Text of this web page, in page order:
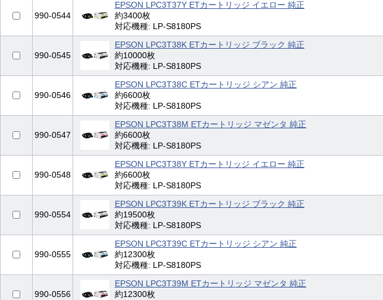
990-0544
EPSON LPC3T37Y ETカートリッジ イエロー 純正
約3400枚
対応機種: LP-S8180PS
990-0545
EPSON LPC3T38K ETカートリッジ ブラック 純正
約10000枚
対応機種: LP-S8180PS
990-0546
EPSON LPC3T38C ETカートリッジ シアン 純正
約6600枚
対応機種: LP-S8180PS
990-0547
EPSON LPC3T38M ETカートリッジ マゼンタ 純正
約6600枚
対応機種: LP-S8180PS
990-0548
EPSON LPC3T38Y ETカートリッジ イエロー 純正
約6600枚
対応機種: LP-S8180PS
990-0554
EPSON LPC3T39K ETカートリッジ ブラック 純正
約19500枚
対応機種: LP-S8180PS
990-0555
EPSON LPC3T39C ETカートリッジ シアン 純正
約12300枚
対応機種: LP-S8180PS
990-0556
EPSON LPC3T39M ETカートリッジ マゼンタ 純正
約12300枚